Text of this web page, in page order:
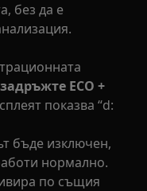
без да е
ECO +
показва “d:
бъде изключен,
нормално.
по същия